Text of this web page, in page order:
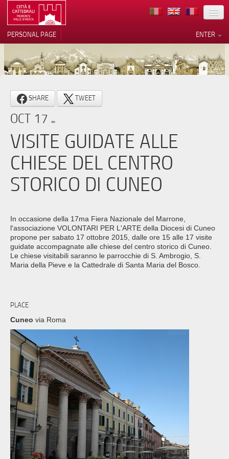
LOCATION
ARCHITECTURE
MUSEUMS
ITINERARIES
EVENTS
CONTACTS
PRESS
ENTER
PERSONAL PAGE
SHARE TWEET
OCT 17
VISITE GUIDATE ALLE
CHIESE DEL CENTRO
STORICO DI CUNEO
In occasione della 17ma Fiera Nazionale del Marrone,
l'associazione VOLONTARI PER L'ARTE della Diocesi di Cuneo
propone per sabato 17 ottobre 2015, dalle ore 15 alle 17 visite
guidate accompagnate alle chiese del centro storico di Cuneo.
Le chiese visitabili saranno le parrocchie di S. Ambrogio, S.
Maria della Pieve e la Cattedrale di Santa Maria del Bosco.
PLACE
Cuneo via Roma
Notice at collection
Your Privacy Choices